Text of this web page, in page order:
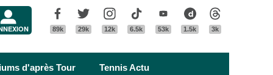
Facebook
89k
Twitter
29k
Instagram
12k
Tik Tok
6.5k
Youtube
53k
Dailymotion
1.5k 3k
d'après Tour Tennis Actu